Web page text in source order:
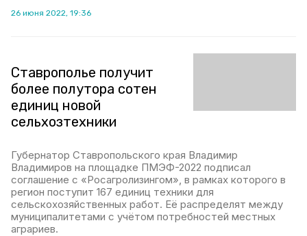
26 июня 2022, 19:36
Ставрополье получит
более полутора сотен
единиц новой
сельхозтехники
Губернатор Ставропольского края Владимир
Владимиров на площадке ПМЭФ-2022 подписал
соглашение с «Росагролизингом», в рамках которого в
регион поступит 167 единиц техники для
сельскохозяйственных работ. Её распределят между
муниципалитетами с учётом потребностей местных
аграриев.